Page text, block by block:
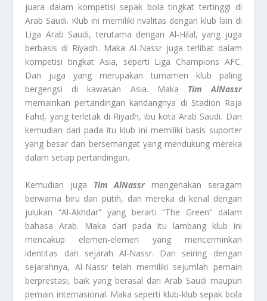
juara dalam kompetisi sepak bola tingkat tertinggi di
Arab Saudi. Klub ini memiliki rivalitas dengan klub lain di
Liga Arab Saudi, terutama dengan Al-Hilal, yang juga
berbasis di Riyadh. Maka Al-Nassr juga terlibat dalam
kompetisi tingkat Asia, seperti Liga Champions AFC.
Dan juga yang merupakan turnamen klub paling
bergengsi di kawasan Asia. Maka Tim AlNassr
memainkan pertandingan kandangnya di Stadion Raja
Fahd, yang terletak di Riyadh, ibu kota Arab Saudi. Dan
kemudian dari pada itu klub ini memiliki basis suporter
yang besar dan bersemangat yang mendukung mereka
dalam setiap pertandingan.
Kemudian juga Tim AlNassrmengenakan seragam
berwarna biru dan putih, dan mereka di kenal dengan
julukan “Al-Akhdar” yang berarti “The Green” dalam
bahasa Arab. Maka dari pada itu lambang klub ini
mencakup elemen-elemen yang mencerminkan
identitas dan sejarah Al-Nassr. Dan seiring dengan
sejarahnya, Al-Nassr telah memiliki sejumlah pemain
berprestasi, baik yang berasal dari Arab Saudi maupun
pemain internasional. Maka seperti klub-klub sepak bola